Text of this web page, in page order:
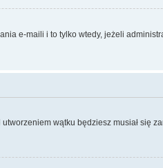
e-maili i to tylko wtedy, jeżeli
wątku będziesz musiał się